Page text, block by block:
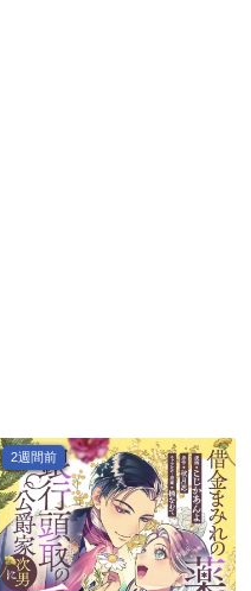
2週間前